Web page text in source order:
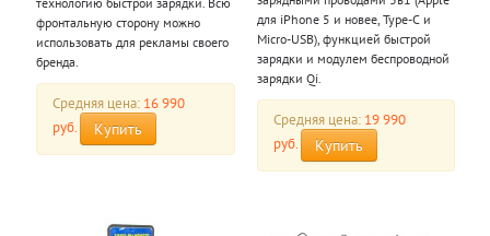
фронтальную сторону можно
использовать для рекламы своего
бренда.
Средняя цена: 16 990
руб.
Купить
для iPhone 5 и новее, Type-C и
Micro-USB), функцией быстрой
зарядки и модулем беспроводной
зарядки Qi.
Средняя цена: 19 990
руб.
Купить